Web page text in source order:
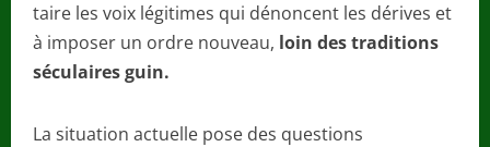
taire les voix légitimes qui dénoncent les dérives et
à imposer un ordre nouveau, loin des traditions
séculaires guin.
La situation actuelle pose des questions